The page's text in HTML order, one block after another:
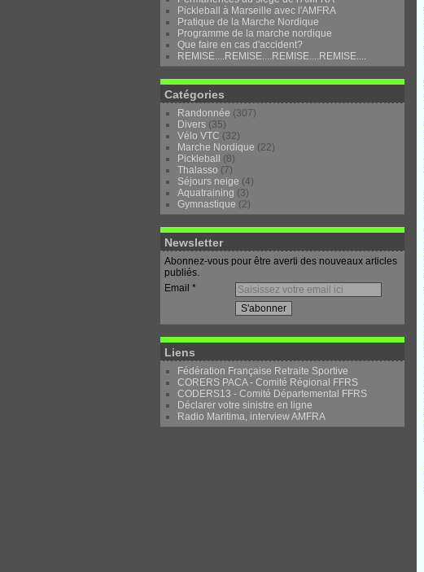
Pickleball à Marseille avec l'AMFRA
Pratique de la Marche Nordique
Programme de la marche nordique
Que faire en cas d'accident?
REMISE....REMISE....REMISE....REMISE....
Catégories
Randonnée (307)
Divers (35)
Vélo VTC (32)
Marche Nordique (22)
Pickleball
(8)
Thalasso (7)
Séjours neige (4)
Aquatraining (3)
Gymnastique (2)
Newsletter
Abonnez-vous pour être averti des nouveaux articles
publiés.
Email
Liens
Fédération Française Retraite Sportive
CORERS PACA - Comité Régional FFRS
CODERS13 - Comité Départemental FFRS
Déclarer votre sinistre en ligne
Radio Maritima, interview AMFRA